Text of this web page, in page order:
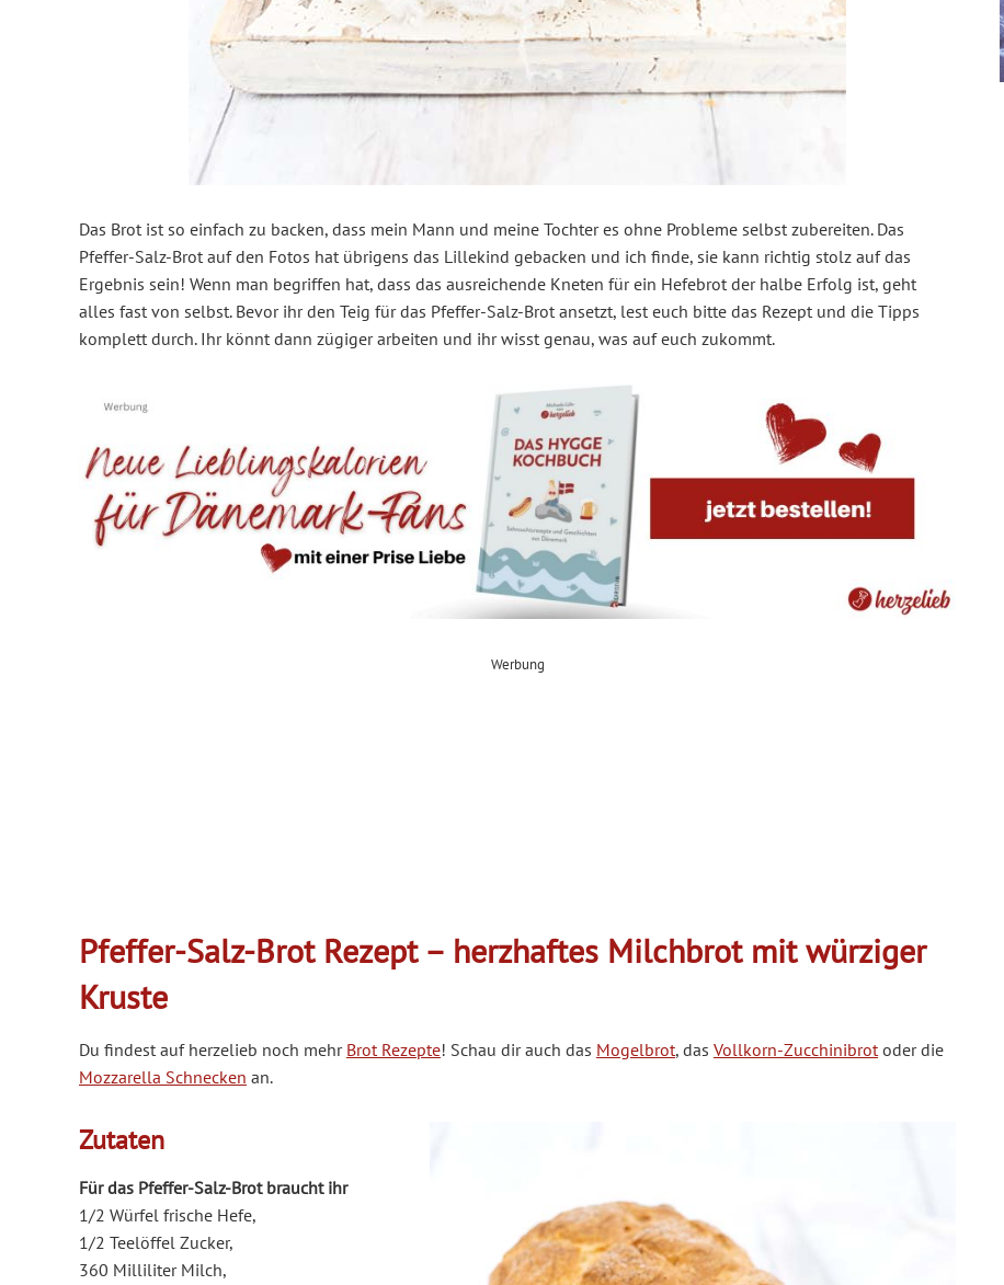
Das Brot ist so einfach zu backen, dass mein Mann und meine Tochter es ohne Probleme selbst zubereiten. Das
Pfeffer-Salz-Brot auf den Fotos hat übrigens das Lillekind gebacken und ich finde, sie kann richtig stolz auf das
Ergebnis sein! Wenn man begriffen hat, dass das ausreichende Kneten für ein Hefebrot der halbe Erfolg ist, geht
alles fast von selbst. Bevor ihr den Teig für das Pfeffer-Salz-Brot ansetzt, lest euch bitte das Rezept und die Tipps
komplett durch. Ihr könnt dann zügiger arbeiten und ihr wisst genau, was auf euch zukommt.
Werbung
Pfeffer-Salz-Brot Rezept – herzhaftes Milchbrot mit würziger
Kruste
Du findest auf herzelieb noch mehr Brot Rezepte! Schau dir auch das Mogelbrot, das Vollkorn-Zucchinibrotoder die
Mozzarella Schnecken an.
Zutaten
Für das Pfeffer-Salz-Brot braucht ihr
1/2 Würfel frische Hefe,
1/2 Teelöffel Zucker,
360 Milliliter Milch,